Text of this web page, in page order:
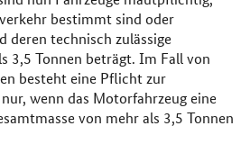
bestimmt sind oder
deren technisch zulässige
3,5 Tonnen beträgt. Im Fall von
besteht eine Pflicht zur
wenn das Motorfahrzeug eine
von mehr als 3,5 Tonnen